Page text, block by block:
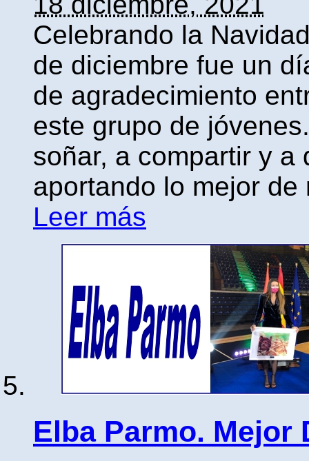
Celebrando la
de diciembre fue un
de agradecimiento
este grupo de
soñar, a compartir y a
aportando lo mejor
Leer más
Elba Parmo. Mejor